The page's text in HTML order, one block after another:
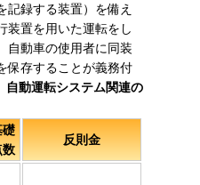
記録する装置）を備え
装置を用いた運転をし
自動車の使用者に同装
保存することが義務付
自動運転システム関連の
礎
数
反則金